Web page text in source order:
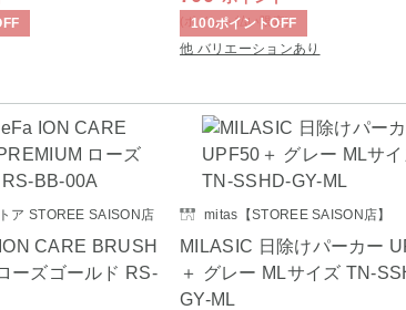
(ポイント払い限定)
100ポイントOFF
他 バリエーションあり
ア STOREE SAISON店
CARE BRUSH
ーズゴールド RS-
mitas【STOREE SAISON店】
MILASIC 日除けパーカー
＋ グレー MLサイズ TN-
GY-ML